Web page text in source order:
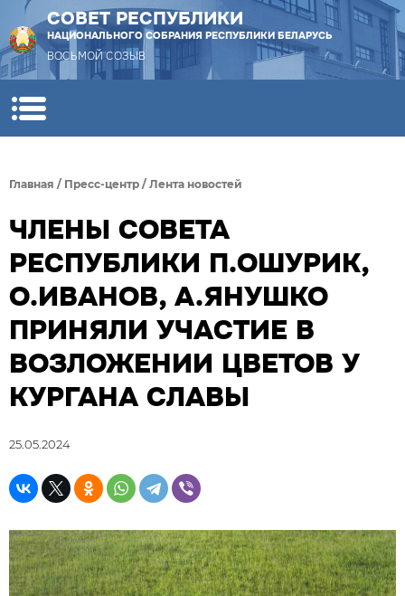
СОВЕТ РЕСПУБЛИКИ
НАЦИОНАЛЬНОГО СОБРАНИЯ РЕСПУБЛИКИ БЕЛАРУСЬ
ВОСЬМОЙ СОЗЫВ
Главная / Пресс-центр / Лента новостей
ЧЛЕНЫ СОВЕТА
РЕСПУБЛИКИ П.ОШУРИК,
О.ИВАНОВ, А.ЯНУШКО
ПРИНЯЛИ УЧАСТИЕ В
ВОЗЛОЖЕНИИ ЦВЕТОВ У
КУРГАНА СЛАВЫ
25.05.2024